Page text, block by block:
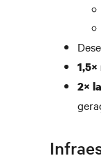
2×